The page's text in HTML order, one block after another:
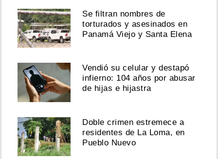
Agosto
06,
2026
Pty
Audio
responde
disputa
de
regalías
y
canciones
Se filtran nombres de
torturados y asesinados en
Panamá Viejo y Santa Elena
Vendió su celular y destapó
infierno: 104 años por abusar
de hijas e hijastra
Doble crimen estremece a
residentes de La Loma, en
Pueblo Nuevo